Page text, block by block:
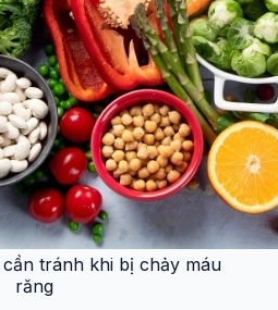
tránh khi bị chảy máu
răng